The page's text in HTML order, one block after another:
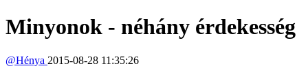
Minyonok - néhány érdekesség
@Hénya 2015-08-28 11:35:26